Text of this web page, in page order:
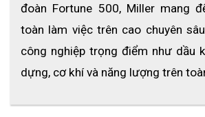
đoàn Fortune 500, Miller mang
toàn làm việc trên cao chuyên
công nghiệp trọng điểm như dầu
dựng, cơ khí và năng lượng trên